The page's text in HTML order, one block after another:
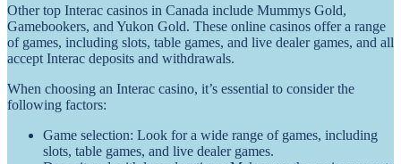
Other top Interac casinos in Canada include Mummys Gold,
Gamebookers, and Yukon Gold. These online casinos offer a range
of games, including slots, table games, and live dealer games, and all
accept Interac deposits and withdrawals.
When choosing an Interac casino, it’s essential to consider the
following factors:
Game selection: Look for a wide range of games, including
slots, table games, and live dealer games.